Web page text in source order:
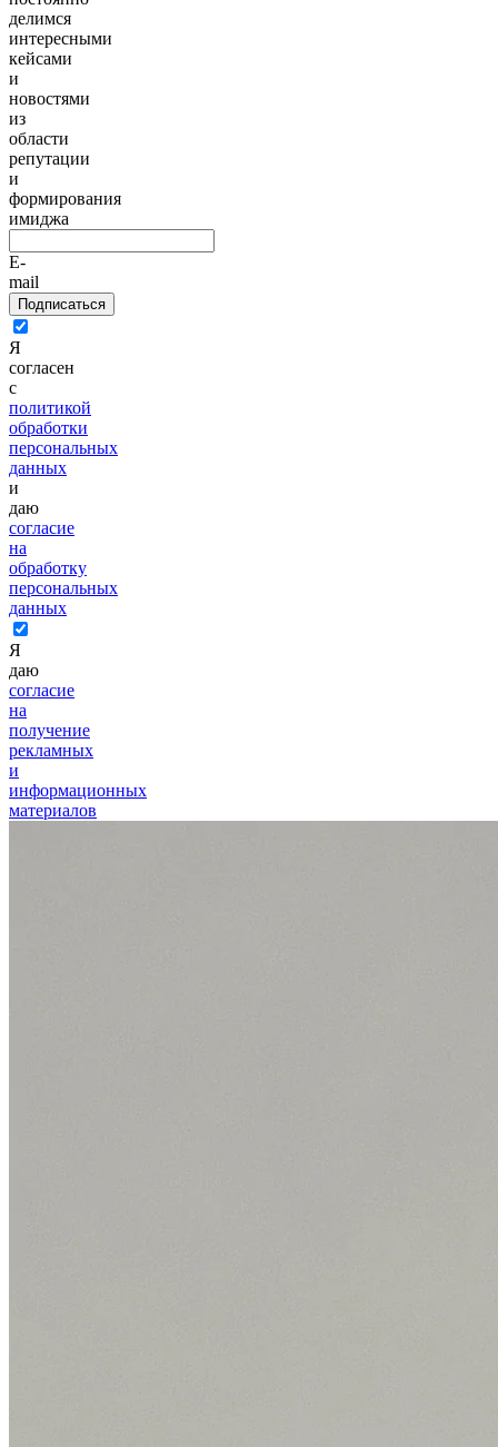
делимся
интересными
кейсами
и
новостями
из
области
репутации
и
формирования
имиджа
E-
mail
Подписаться
Я
согласен
с
политикой
обработки
персональных
данных
и
даю
согласие
на
обработку
персональных
данных
Я
даю
согласие
на
получение
рекламных
и
информационных
материалов